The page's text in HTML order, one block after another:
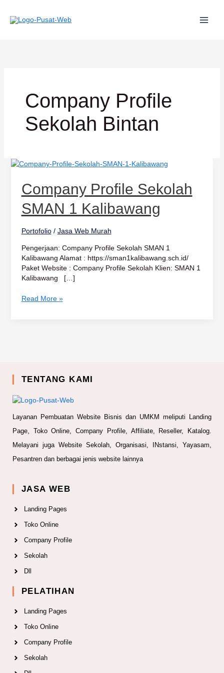
konten
Company Profile
Sekolah Bintan
Company Profile Sekolah
SMAN 1 Kalibawang
Portofolio/ Jasa Web Murah
Pengerjaan: Company Profile Sekolah SMAN 1
Kalibawang Alamat : https://sman1kalibawang.sch.id/
Paket Website : Company Profile Sekolah Klien: SMAN 1
Kalibawang […]
Company
Sekolah
SMAN
1
Kalibawang
Read More »
TENTANG KAMI
Layanan Pembuatan Website Bisnis dan UMKM meliputi Landing
Page, Toko Online, Company Profile, Affiliate, Reseller, Katalog.
Melayani juga Website Sekolah, Organisasi, INstansi, Yayasam,
Pesantren dan berbagai jenis website lainnya
JASA WEB
Landing Pages
Toko Online
Company Profile
Sekolah
Dll
PELATIHAN
Landing Pages
Toko Online
Company Profile
Sekolah